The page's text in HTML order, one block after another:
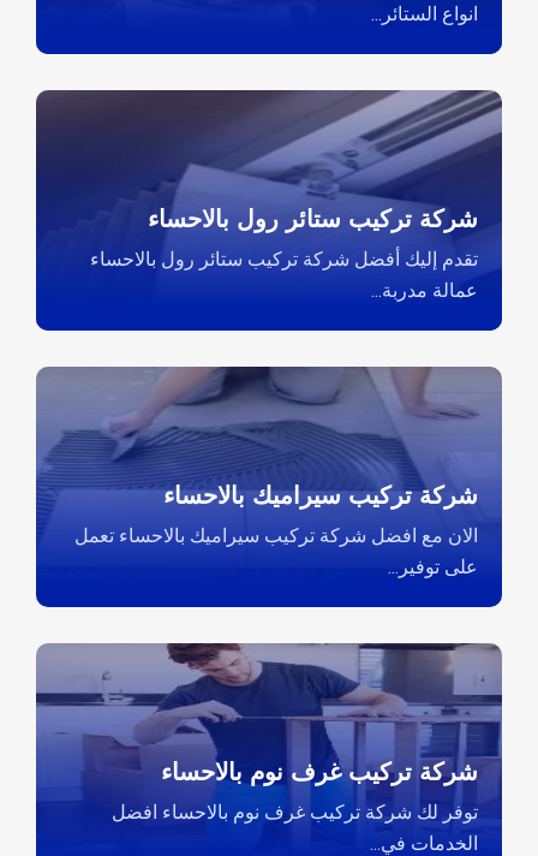
انواع الستائر...
شركة تركيب ستائر رول بالاحساء
تقدم إليك أفضل شركة تركيب ستائر رول بالاحساء
عمالة مدربة...
شركة تركيب سيراميك بالاحساء
الان مع افضل شركة تركيب سيراميك بالاحساء تعمل
على توفير...
شركة تركيب غرف نوم بالاحساء
توفر لك شركة تركيب غرف نوم بالاحساء افضل
الخدمات في...